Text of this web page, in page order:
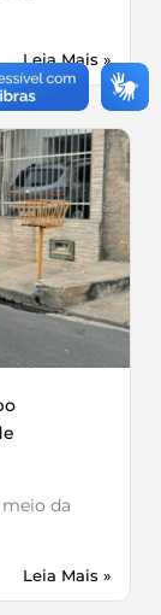
Leia Mais »
da
Leia Mais »